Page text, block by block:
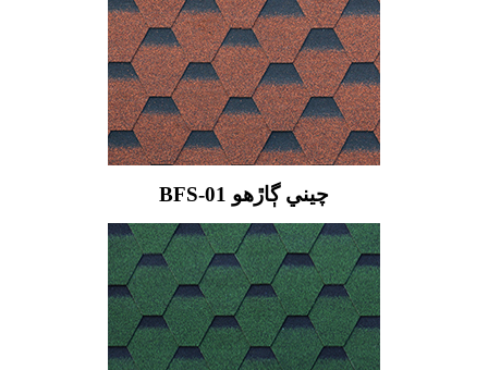
BFS-01 چيني ڳاڙهو